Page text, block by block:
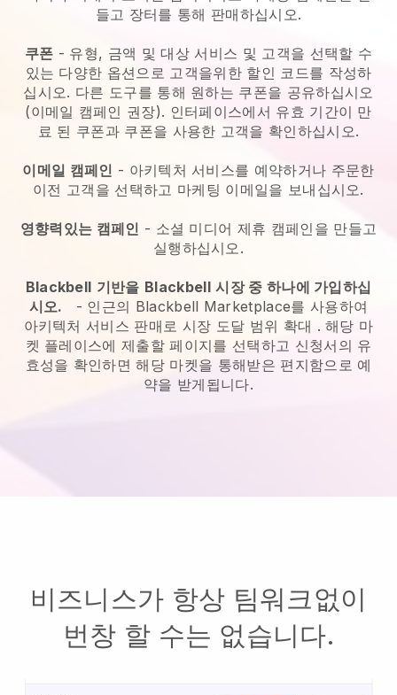
들고 장터를 통해 판매하십시오.
쿠폰 - 유형, 금액 및 대상 서비스 및 고객을 선택할 수
있는 다양한 옵션으로 고객을위한 할인 코드를 작성하
십시오. 다른 도구를 통해 원하는 쿠폰을 공유하십시오
(이메일 캠페인 권장). 인터페이스에서 유효 기간이 만
료 된 쿠폰과 쿠폰을 사용한 고객을 확인하십시오.
이메일 캠페인 - 아키텍처 서비스를 예약하거나 주문한
이전 고객을 선택하고 마케팅 이메일을 보내십시오.
영향력있는 캠페인 - 소셜 미디어 제휴 캠페인을 만들고
실행하십시오.
Blackbell 기반을 Blackbell 시장 중 하나에 가입하십
시오.
- 인근의 Blackbell Marketplace를 사용하여
아키텍처 서비스 판매로 시장 도달 범위 확대 . 해당 마
켓 플레이스에 제출할 페이지를 선택하고 신청서의 유
효성을 확인하면 해당 마켓을 통해받은 편지함으로 예
약을 받게됩니다.
비즈니스가 항상 팀워크없이
번창 할 수는 없습니다.